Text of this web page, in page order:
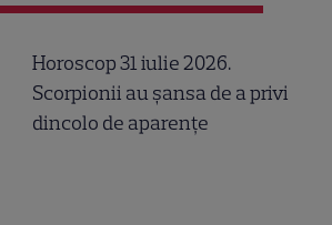
Horoscop 31 iulie 2026.
Scorpionii au șansa de a privi
dincolo de aparențe